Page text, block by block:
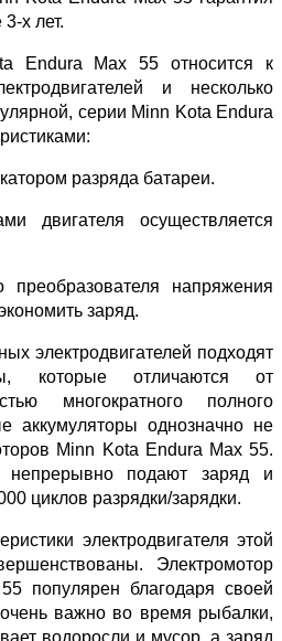
х лет.
Endura Max 55 относится к
и несколько
серии Minn Kota Endura
разряда батареи.
двигателя осуществляется
напряжения
заряд.
электродвигателей подходят
которые отличаются от
многократного полного
аккумуляторы однозначно не
Minn Kota Endura Max 55.
непрерывно подают заряд и
циклов разрядки/зарядки.
электродвигателя этой
Электромотор
популярен благодаря своей
важно во время рыбалки,
водоросли и мусор, а заряд